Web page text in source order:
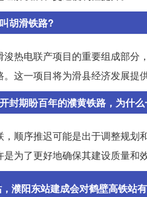
胡滑铁路?
热电联产项目的重要组成部
这一项目将为滑县经济发展提
封期盼百年的濮黄铁路，为什
顺序推迟可能是出于调整规
为了更好地确保其建设质量和效
濮阳东站建成会对鹤壁高铁站